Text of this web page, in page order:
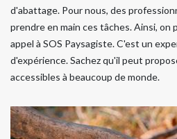
d'abattage. Pour nous, des
prendre en main ces tâches. Ainsi,
appel à SOS Paysagiste. C'est un
d'expérience. Sachez qu'il peut
accessibles à beaucoup de monde.